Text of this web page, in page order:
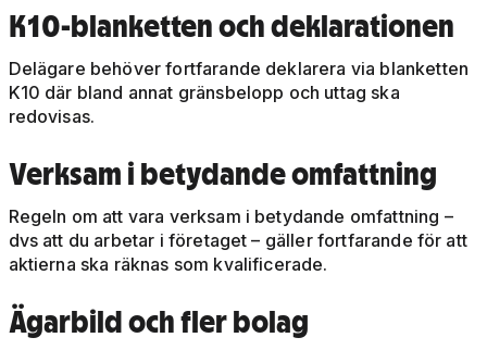
K10-blanketten och deklarationen
Delägare behöver fortfarande deklarera via blanketten
K10 där bland annat gränsbelopp och uttag ska
redovisas.
Verksam i betydande omfattning
Regeln om att vara verksam i betydande omfattning –
dvs att du arbetar i företaget – gäller fortfarande för att
aktierna ska räknas som kvalificerade.
Ägarbild och fler bolag